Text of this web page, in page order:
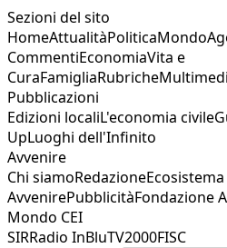
Sezioni del sito
HomeAttualitàPoliticaMondo
CommentiEconomiaVita e
CuraFamigliaRubriche
Pubblicazioni
Edizioni localiL'economia civile
UpLuoghi dell'Infinito
Avvenire
Chi siamoRedazioneEcosistema
AvvenirePubblicitàFondazione
Mondo CEI
SIRRadio InBluTV2000FISC